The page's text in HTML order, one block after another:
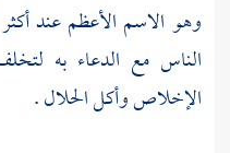
وهو الاسم الأعظم عند
الناس مع الدعاء به
الإخلاص وأكل الحلال .